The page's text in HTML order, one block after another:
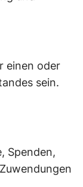
einen oder
sein.
Spenden,